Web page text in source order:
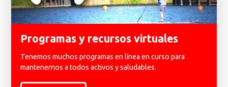
Programas y recursos virtuales
Tenemos muchos programas en línea en curso para
mantenernos a todos activos y saludables.